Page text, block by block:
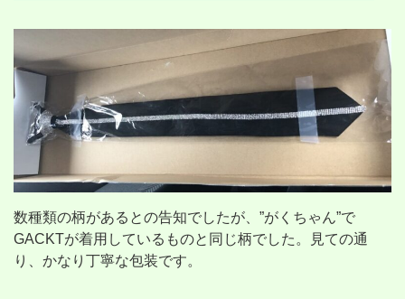
数種類の柄があるとの告知でしたが、”がくちゃん”で
GACKTが着用しているものと同じ柄でした。見ての通
り、かなり丁寧な包装です。